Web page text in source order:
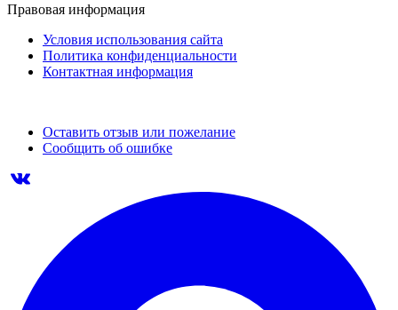
Правовая информация
Условия использования сайта
Политика конфиденциальности
Контактная информация
Оставить отзыв или пожелание
Сообщить об ошибке